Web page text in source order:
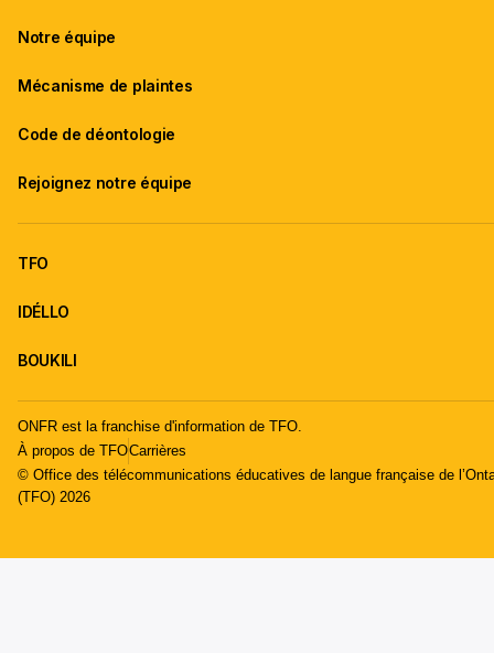
Notre équipe
Mécanisme de plaintes
Code de déontologie
Rejoignez notre équipe
TFO
IDÉLLO
BOUKILI
ONFR est la franchise d'information de TFO.
À propos de TFOCarrières
© Office des télécommunications éducatives de langue française de
(TFO) 2026